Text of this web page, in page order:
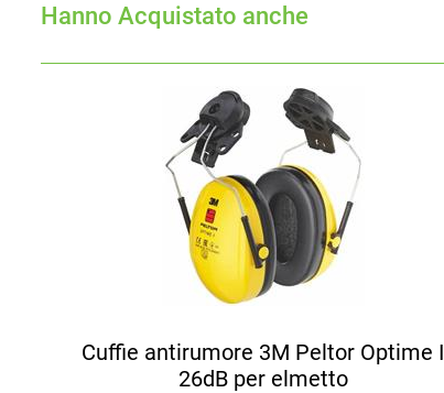
Hanno Acquistato anche
Cuffie antirumore 3M Peltor Optime I
26dB per elmetto